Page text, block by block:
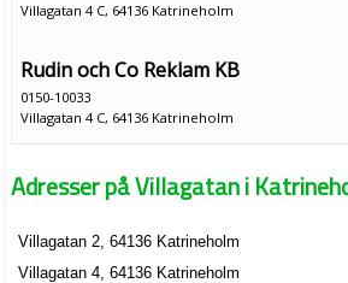
Villagatan 4 C, 64136 Katrineholm
Rudin och Co Reklam KB
0150-10033
Villagatan 4 C, 64136 Katrineholm
Lars Ove Henrik Holmgren
Villagatan 6 C Bv, 64136 Katrineholm
Adresser på Villagatan i
Villagatan 2, 64136 Katrineholm
Villagatan 4, 64136 Katrineholm